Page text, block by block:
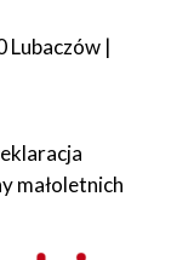
Lubaczów |
małoletnich